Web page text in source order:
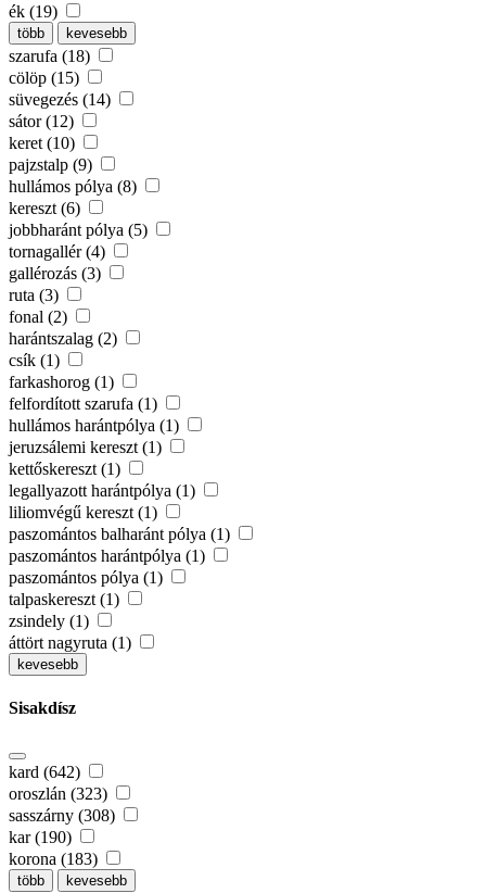
ék (19)
több kevesebb
szarufa (18)
cölöp (15)
süvegezés (14)
sátor (12)
keret (10)
pajzstalp (9)
hullámos pólya (8)
kereszt (6)
jobbharánt pólya (5)
tornagallér (4)
gallérozás (3)
ruta (3)
fonal (2)
harántszalag (2)
csík (1)
farkashorog (1)
felfordított szarufa (1)
hullámos harántpólya (1)
jeruzsálemi kereszt (1)
kettőskereszt (1)
legallyazott harántpólya (1)
liliomvégű kereszt (1)
paszomántos balharánt pólya (1)
paszomántos harántpólya (1)
paszomántos pólya (1)
talpaskereszt (1)
zsindely (1)
áttört nagyruta (1)
kevesebb
Sisakdísz
kard (642)
oroszlán (323)
sasszárny (308)
kar (190)
korona (183)
több kevesebb